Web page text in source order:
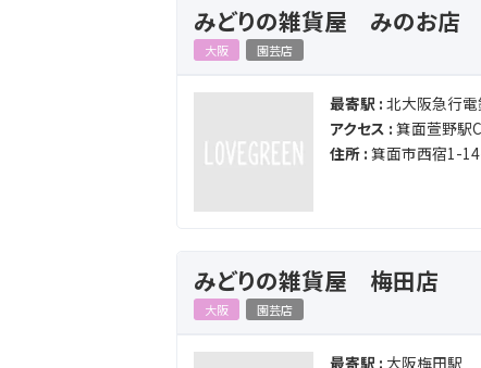
みどりの雑貨屋 みのお店
大阪 園芸店
最寄駅 : 北大阪急行電
アクセス : 箕面萱野駅
住所 : 箕面市西宿1-
みどりの雑貨屋 梅田店
大阪 園芸店
最寄駅 : 大阪梅田駅